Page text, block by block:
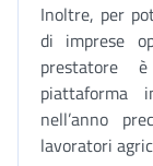
Inoltre, per
di imprese
prestatore
piattaforma
nell’anno
lavoratori